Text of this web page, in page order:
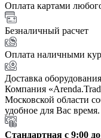
Оплата картами
Безналичный расчет
Оплата наличными
Доставка оборудования
Компания
Московской области
удобное для Вас время.
Стандартная с 9:00